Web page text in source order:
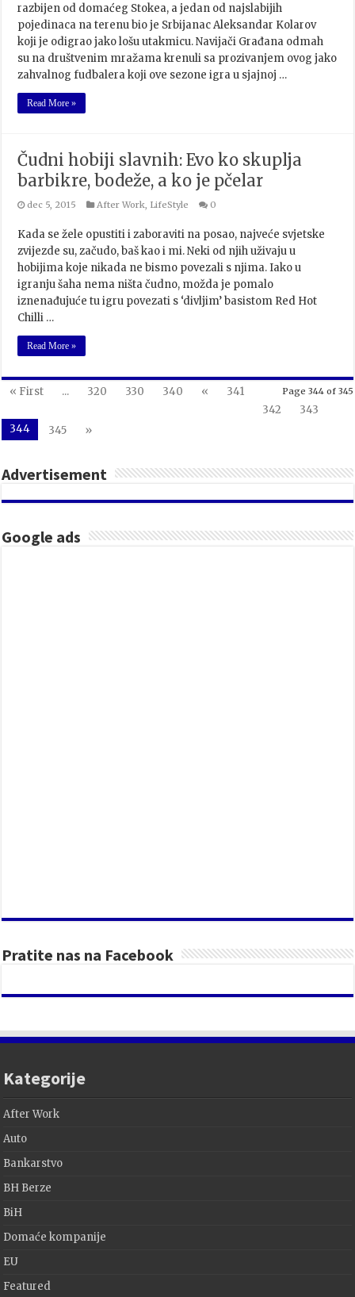
razbijen od domaćeg Stokea, a jedan od najslabijih
pojedinaca na terenu bio je Srbijanac Aleksandar Kolarov
koji je odigrao jako lošu utakmicu. Navijači Građana odmah
su na društvenim mražama krenuli sa prozivanjem ovog jako
zahvalnog fudbalera koji ove sezone igra u sjajnoj …
Read More »
Čudni hobiji slavnih: Evo ko skuplja
barbikre, bodeže, a ko je pčelar
dec 5, 2015 After Work, LifeStyle 0
Kada se žele opustiti i zaboraviti na posao, najveće svjetske
zvijezde su, začudo, baš kao i mi. Neki od njih uživaju u
hobijima koje nikada ne bismo povezali s njima. Iako u
igranju šaha nema ništa čudno, možda je pomalo
iznenađujuće tu igru povezati s ‘divljim’ basistom Red Hot
Chilli …
Read More »
Page 344 of 345
« First ... 320 330 340 «
341
342
343
344
345 »
Advertisement
Google ads
Pratite nas na Facebook
Kategorije
After Work
Auto
Bankarstvo
BH Berze
BiH
Domaće kompanije
EU
Featured